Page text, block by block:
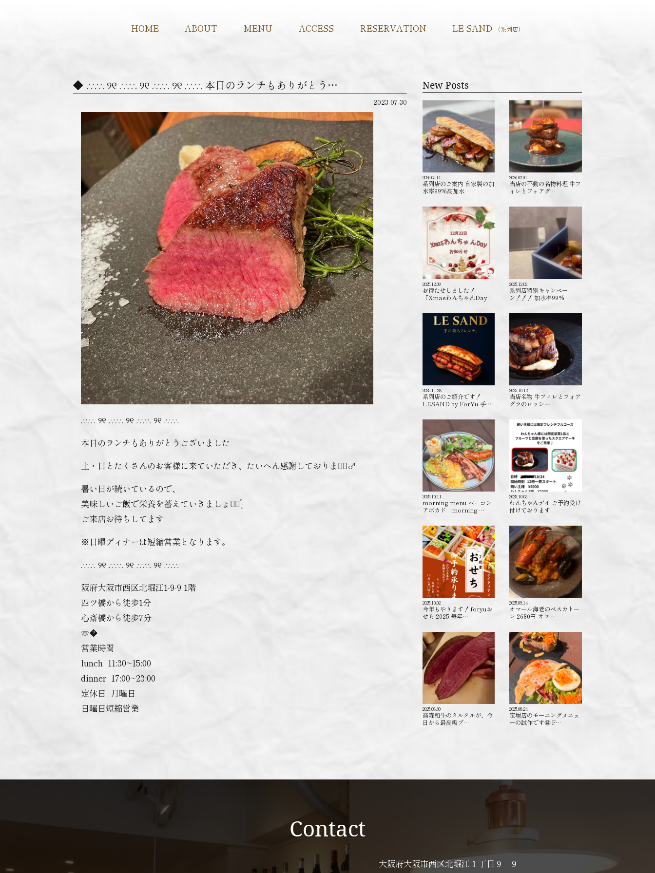
HOME ABOUT MENU ACCESS RESERVATION LE SAND （系列店）
∴∵∴ ୨୧ ∴∵∴ ୨୧ ∴∵∴ ୨୧ ∴∵∴ 本日のランチもありがとう…
2023-07-30
∴∵∴ ୨୧ ∴∵∴ ୨୧ ∴∵∴ ୨୧ ∴∵∴
本日のランチもありがとうございました
土・日とたくさんのお客様に来ていただき、たいへん感謝しております🏼‍♂️
暑い日が続いているので、
美味しいご飯で栄養を蓄えていきましょう🏻 ̖́-‬
ご来店お待ちしてます️
※日曜ディナーは短縮営業となります。
∴∵∴ ୨୧ ∴∵∴ ୨୧ ∴∵∴ ୨୧ ∴∵∴
阪府大阪市西区北堀江1-9-9 1階
四ツ橋から徒歩1分
心斎橋から徒歩7分
☏�
営業時間
lunch ︎ 11:30~15:00
dinner ︎ 17:00~23:00
定休日 ︎ 月曜日
日曜日短縮営業
New Posts
2026.03.11
系列店のご案内 自家製の加
水率99%高加水…
2026.02.01
当店の不動の名物料理 牛フ
ィレとフォアグ…
2025.12.09
お待たせしました！
「XmasわんちゃんDay…
2025.12.02
系列店特別キャンペー
ン！！！ 加水率99%…
2025.11.28
系列店のご紹介です！
LESAND by ForYu 手…
2025.10.12
当店名物 牛フィレとフォア
グラのロッシー…
2025.10.11
morning menu ベーコン
アボカド morning …
2025.10.03
わんちゃんデイ ご予約受け
付けております️
2025.10.02
今年もやります！ foryuお
せち 2025 毎年…
2025.09.14
オマール海老のペスカトー
レ 2680円 オマ…
2025.08.30
高森和牛のタルタルが、今
日から最高級ブ…
2025.08.24
宝塚店のモーニングメニュ
ーの試作です🤩 F…
Contact
大阪府大阪市西区北堀江１丁目９−９